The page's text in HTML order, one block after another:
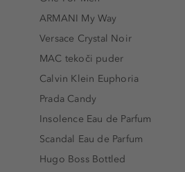
ARMANI My Way
Versace Crystal Noir
MAC tekoči puder
Calvin Klein Euphoria
Prada Candy
Insolence Eau de Parfum
Scandal Eau de Parfum
Hugo Boss Bottled